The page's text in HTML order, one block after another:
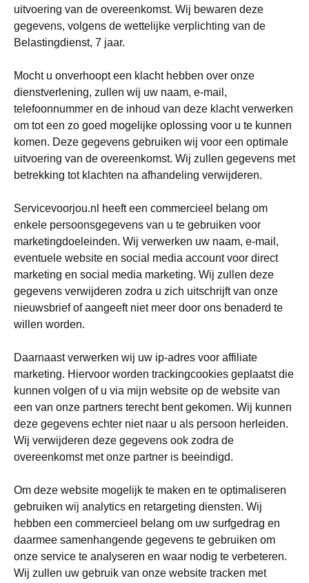
uitvoering van de overeenkomst. Wij bewaren deze
gegevens, volgens de wettelijke verplichting van de
Belastingdienst, 7 jaar.
Mocht u onverhoopt een klacht hebben over onze
dienstverlening, zullen wij uw naam, e-mail,
telefoonnummer en de inhoud van deze klacht verwerken
om tot een zo goed mogelijke oplossing voor u te kunnen
komen. Deze gegevens gebruiken wij voor een optimale
uitvoering van de overeenkomst. Wij zullen gegevens met
betrekking tot klachten na afhandeling verwijderen.
Servicevoorjou.nl heeft een commercieel belang om
enkele persoonsgegevens van u te gebruiken voor
marketingdoeleinden. Wij verwerken uw naam, e-mail,
eventuele website en social media account voor direct
marketing en social media marketing. Wij zullen deze
gegevens verwijderen zodra u zich uitschrijft van onze
nieuwsbrief of aangeeft niet meer door ons benaderd te
willen worden.
Daarnaast verwerken wij uw ip-adres voor affiliate
marketing. Hiervoor worden trackingcookies geplaatst die
kunnen volgen of u via mijn website op de website van
een van onze partners terecht bent gekomen. Wij kunnen
deze gegevens echter niet naar u als persoon herleiden.
Wij verwijderen deze gegevens ook zodra de
overeenkomst met onze partner is beeindigd.
Om deze website mogelijk te maken en te optimaliseren
gebruiken wij analytics en retargeting diensten. Wij
hebben een commercieel belang om uw surfgedrag en
daarmee samenhangende gegevens te gebruiken om
onze service te analyseren en waar nodig te verbeteren.
Wij zullen uw gebruik van onze website tracken met